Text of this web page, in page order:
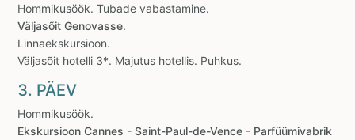
Hommikusöök. Tubade vabastamine.
Väljasõit Genovasse.
Linnaekskursioon.
Väljasõit hotelli 3*. Majutus hotellis. Puhkus.
3. PÄEV
Hommikusöök.
Ekskursioon Cannes - Saint-Paul-de-Vence - Parfüümivabrik